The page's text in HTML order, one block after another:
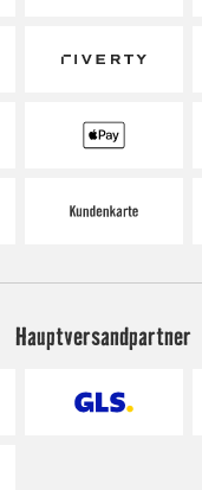
Hauptversandpartner